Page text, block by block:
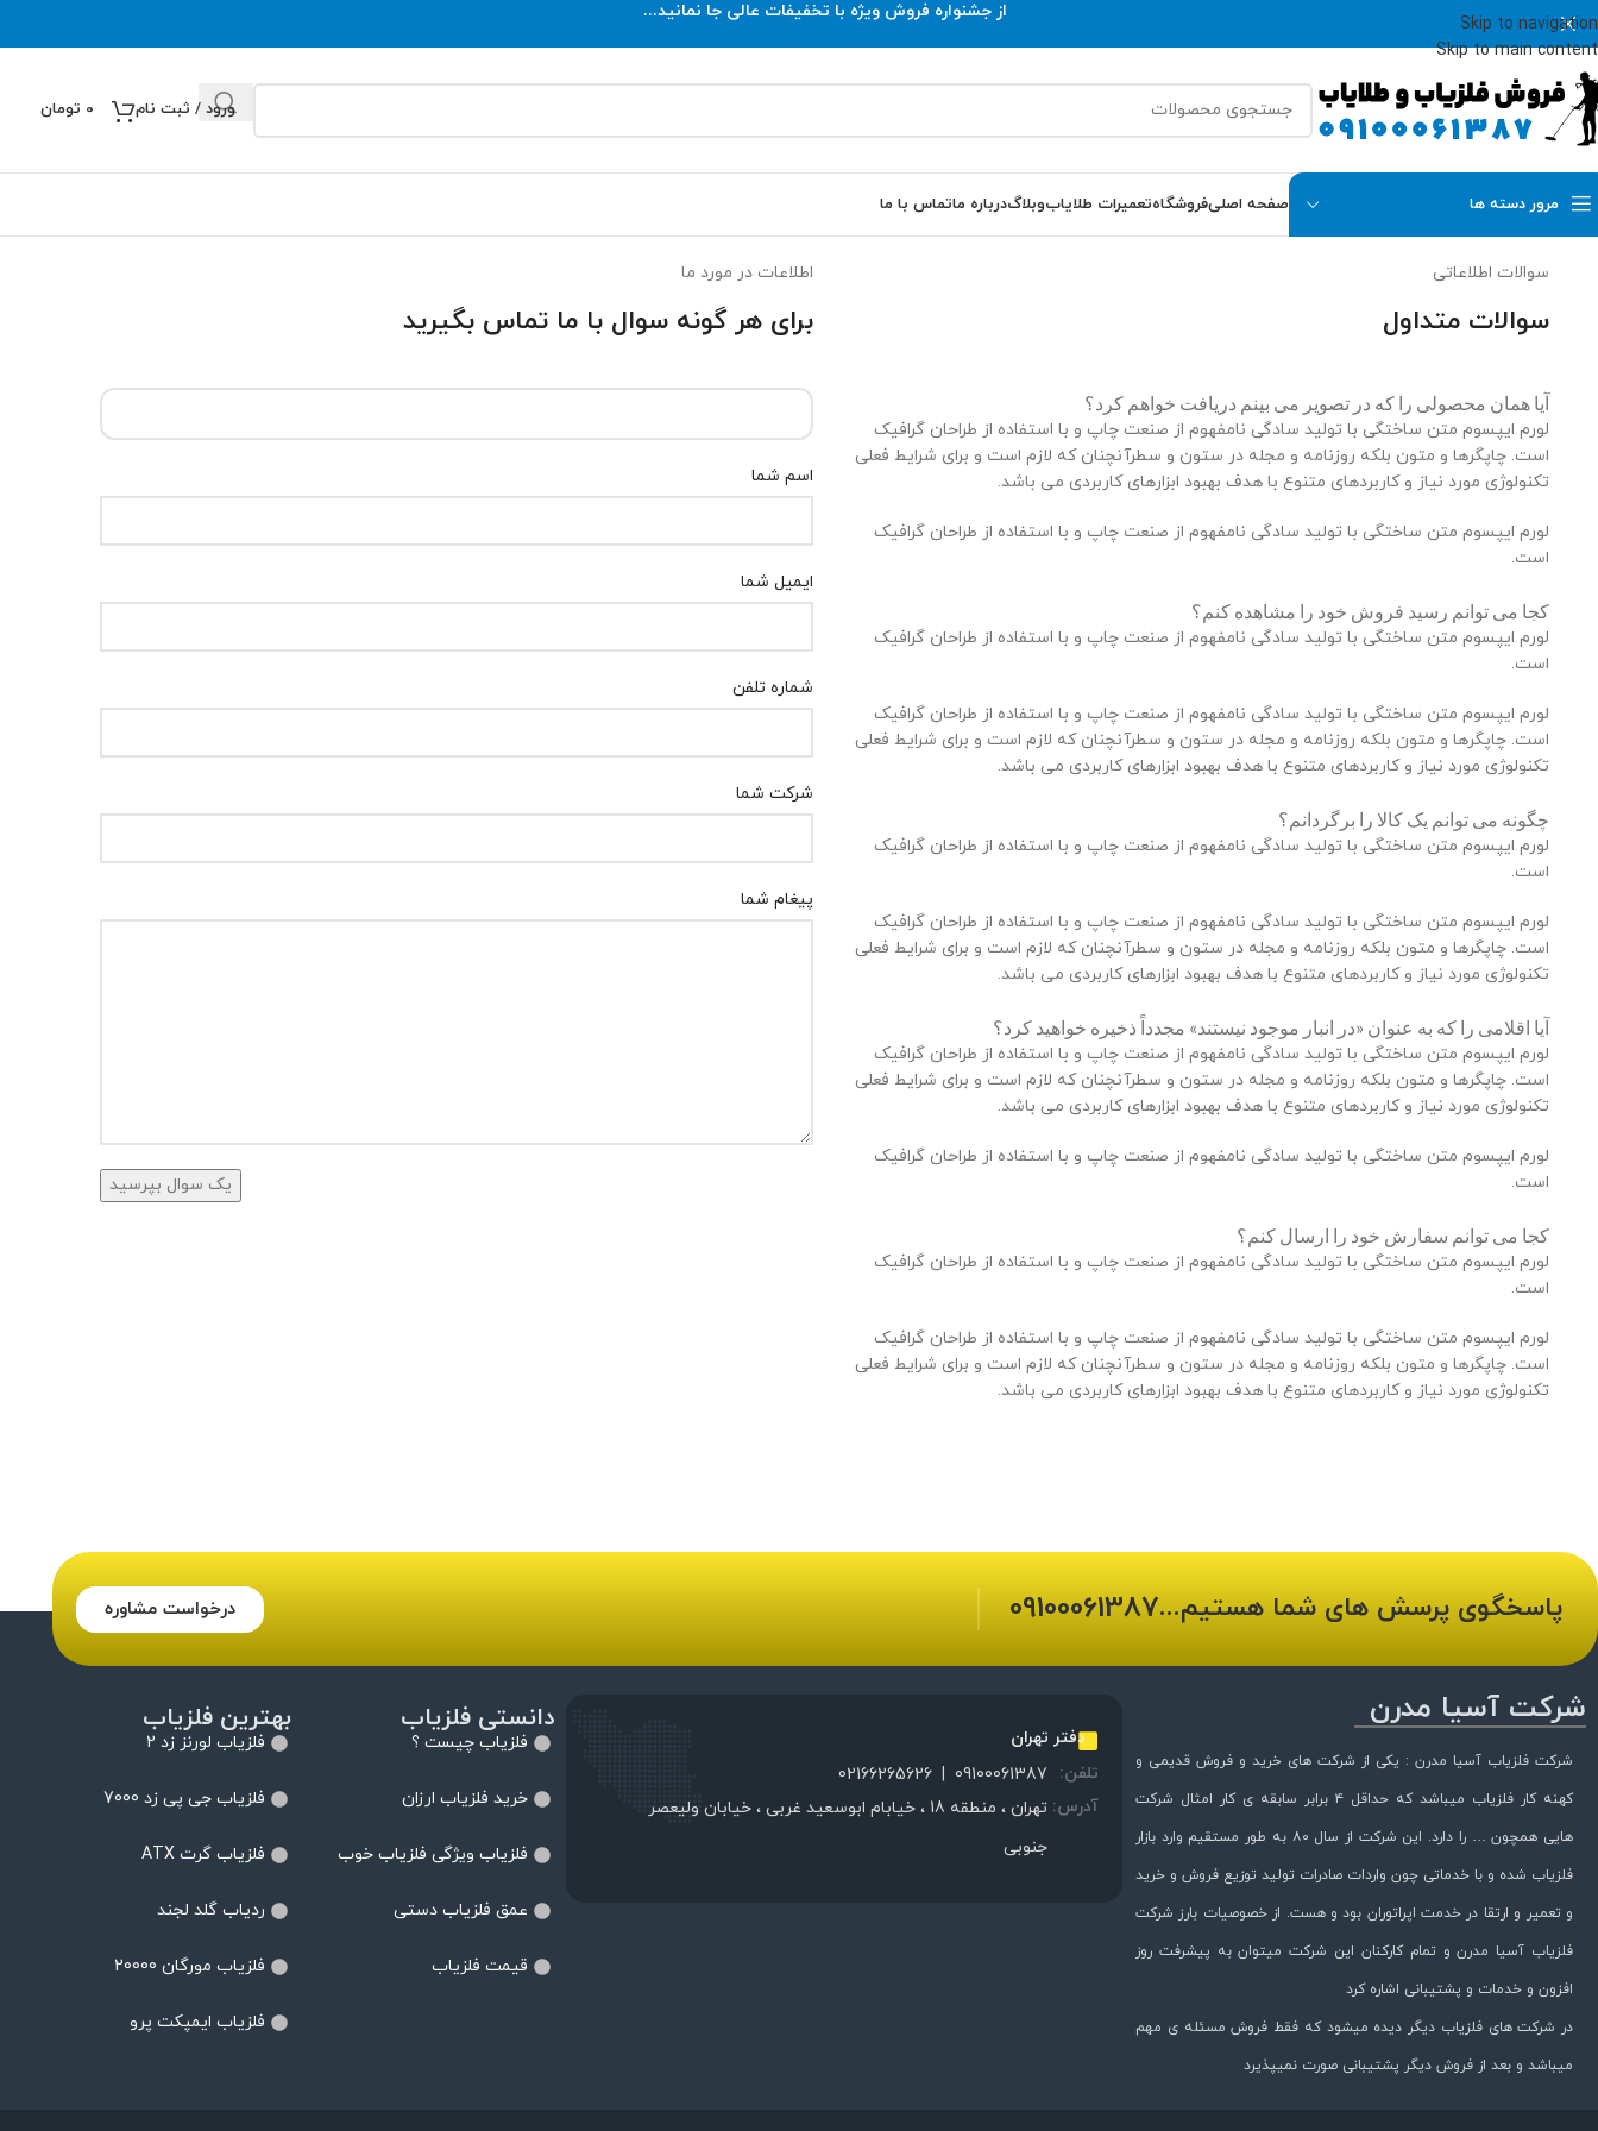
Skip to navigation
Skip to main content
از جشنواره فروش ویژه با تخفیفات عالی جا نمانید...
ورود / ثبت نام 0 تومان
مرور دسته ها صفحه اصلیفروشگاهتعمیرات طلایابوبلاگدرباره ماتماس با ما
سوالات اطلاعاتی
سوالات متداول
آیا همان محصولی را که در تصویر می بینم دریافت خواهم کرد؟
لورم ایپسوم متن ساختگی با تولید سادگی نامفهوم از صنعت چاپ و با استفاده از طراحان گرافیک
است. چاپگرها و متون بلکه روزنامه و مجله در ستون و سطرآنچنان که لازم است و برای شرایط فعلی
تکنولوژی مورد نیاز و کاربردهای متنوع با هدف بهبود ابزارهای کاربردی می باشد.
لورم ایپسوم متن ساختگی با تولید سادگی نامفهوم از صنعت چاپ و با استفاده از طراحان گرافیک
است.
کجا می توانم رسید فروش خود را مشاهده کنم؟
لورم ایپسوم متن ساختگی با تولید سادگی نامفهوم از صنعت چاپ و با استفاده از طراحان گرافیک
است.
لورم ایپسوم متن ساختگی با تولید سادگی نامفهوم از صنعت چاپ و با استفاده از طراحان گرافیک
است. چاپگرها و متون بلکه روزنامه و مجله در ستون و سطرآنچنان که لازم است و برای شرایط فعلی
تکنولوژی مورد نیاز و کاربردهای متنوع با هدف بهبود ابزارهای کاربردی می باشد.
چگونه می توانم یک کالا را برگردانم؟
لورم ایپسوم متن ساختگی با تولید سادگی نامفهوم از صنعت چاپ و با استفاده از طراحان گرافیک
است.
لورم ایپسوم متن ساختگی با تولید سادگی نامفهوم از صنعت چاپ و با استفاده از طراحان گرافیک
است. چاپگرها و متون بلکه روزنامه و مجله در ستون و سطرآنچنان که لازم است و برای شرایط فعلی
تکنولوژی مورد نیاز و کاربردهای متنوع با هدف بهبود ابزارهای کاربردی می باشد.
آیا اقلامی را که به عنوان «در انبار موجود نیستند» مجدداً ذخیره خواهید کرد؟
لورم ایپسوم متن ساختگی با تولید سادگی نامفهوم از صنعت چاپ و با استفاده از طراحان گرافیک
است. چاپگرها و متون بلکه روزنامه و مجله در ستون و سطرآنچنان که لازم است و برای شرایط فعلی
تکنولوژی مورد نیاز و کاربردهای متنوع با هدف بهبود ابزارهای کاربردی می باشد.
لورم ایپسوم متن ساختگی با تولید سادگی نامفهوم از صنعت چاپ و با استفاده از طراحان گرافیک
است.
کجا می توانم سفارش خود را ارسال کنم؟
لورم ایپسوم متن ساختگی با تولید سادگی نامفهوم از صنعت چاپ و با استفاده از طراحان گرافیک
است.
لورم ایپسوم متن ساختگی با تولید سادگی نامفهوم از صنعت چاپ و با استفاده از طراحان گرافیک
است. چاپگرها و متون بلکه روزنامه و مجله در ستون و سطرآنچنان که لازم است و برای شرایط فعلی
تکنولوژی مورد نیاز و کاربردهای متنوع با هدف بهبود ابزارهای کاربردی می باشد.
اطلاعات در مورد ما
برای هر گونه سوال با ما تماس بگیرید
اسم شما
ایمیل شما
شماره تلفن
شرکت شما
پیغام شما
درخواست مشاوره پاسخگوی پرسش های شما هستیم...09100061387
شرکت آسیا مدرن
شرکت فلزیاب آسیا مدرن : یکی از شرکت های خرید و فروش قدیمی و
کهنه کار فلزیاب میباشد که حداقل ۴ برابر سابقه ی کار امثال شرکت
هایی همچون … را دارد. این شرکت از سال ۸۰ به طور مستقیم وارد بازار
فلزیاب شده و با خدماتی چون واردات صادرات تولید توزیع فروش و خرید
و تعمیر و ارتقا در خدمت اپراتوران بود و هست. از خصوصیات بارز شرکت
فلزیاب آسیا مدرن و تمام کارکنان این شرکت میتوان به پیشرفت روز
افزون و خدمات و پشتیبانی اشاره کرد
در شرکت های فلزیاب دیگر دیده میشود که فقط فروش مسئله ی مهم
میباشد و بعد از فروش دیگر پشتیبانی صورت نمیپذیرد
دفتر تهران
تلفن:
09100061387
|
02166265626
آدرس:
تهران ، منطقه 18 ، خیابام ابوسعید غربی ، خیابان ولیعصر
جنوبی
دانستی فلزیاب
فلزیاب چیست ؟
خرید فلزیاب ارزان
فلزیاب ویژگی فلزیاب خوب
عمق فلزیاب دستی
قیمت فلزیاب
بهترین فلزیاب
فلزیاب لورنز زد 2
فلزیاب جی پی زد 7000
فلزیاب گرت ATX
ردیاب گلد لجند
فلزیاب مورگان 20000
فلزیاب ایمپکت پرو